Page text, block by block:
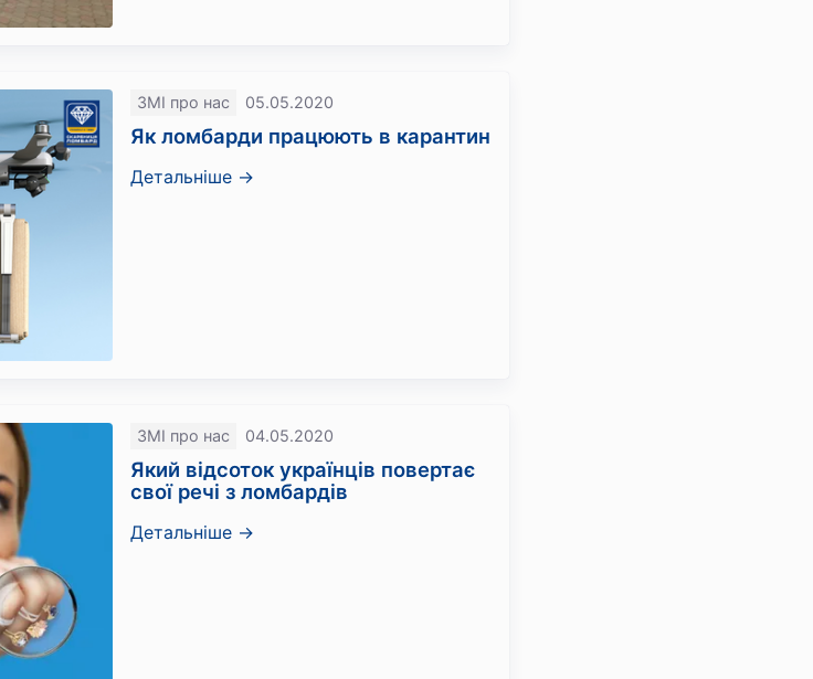
ЗМІ про нас 05.05.2020
Як ломбарди працюють в карантин
Детальніше →
ЗМІ про нас 04.05.2020
Який відсоток українців повертає
свої речі з ломбардів
Детальніше →